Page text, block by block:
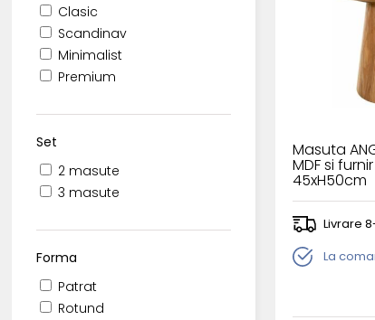
Clasic
Scandinav
Minimalist
Premium
Set
2 masute
3 masute
Forma
Patrat
Rotund
Masuta
MDF si
45xH50cm
Livrare
La